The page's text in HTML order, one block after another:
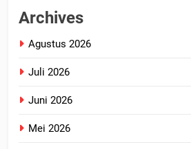
Archives
Agustus 2026
Juli 2026
Juni 2026
Mei 2026